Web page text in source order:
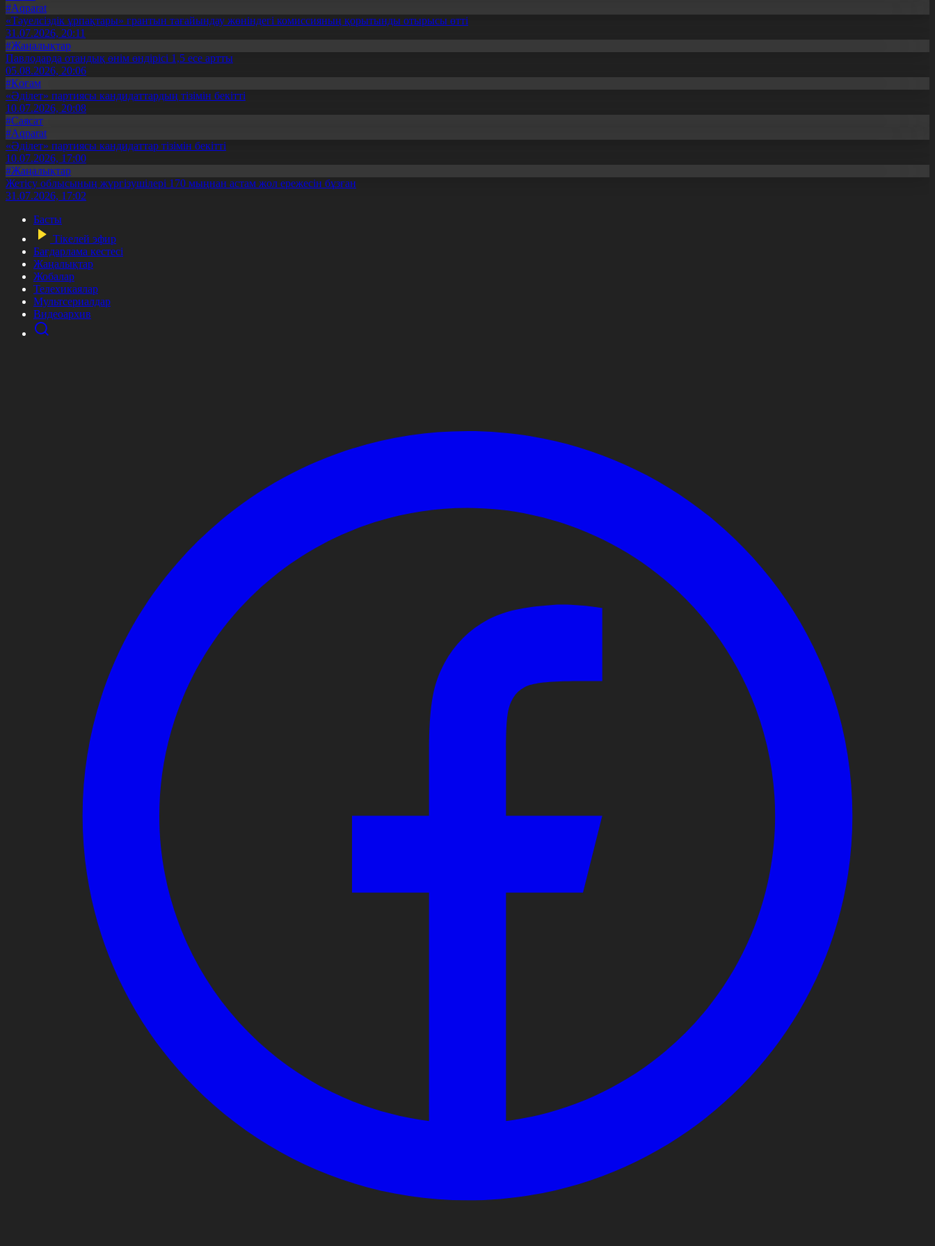
#Aqparat
«Тәуелсіздік ұрпақтары» грантын тағайындау жөніндегі комиссияның қорытынды отырысы өтті
31.07.2026, 20:11
#Жаңалықтар
Павлодарда отандық өнім өндірісі 1,5 есе артты
05.08.2026, 20:06
#Қоғам
«Әділет» партиясы кандидаттардың тізімін бекітті
10.07.2026, 20:08
#Саясат
#Aqparat
«Әділет» партиясы кандидаттар тізімін бекітті
10.07.2026, 17:00
#Жаңалықтар
Жетісу облысының жүргізушілері 170 мыңнан астам жол ережесін бұзған
31.07.2026, 17:02
Басты
Тікелей эфир
Бағдарлама кестесі
Жаңалықтар
Жобалар
Телехикаялар
Мультсериалдар
Видеоархив